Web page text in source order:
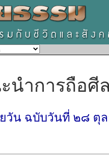
นำการถือศี
วัน ฉบับวันที่ ๒๘ ตุ